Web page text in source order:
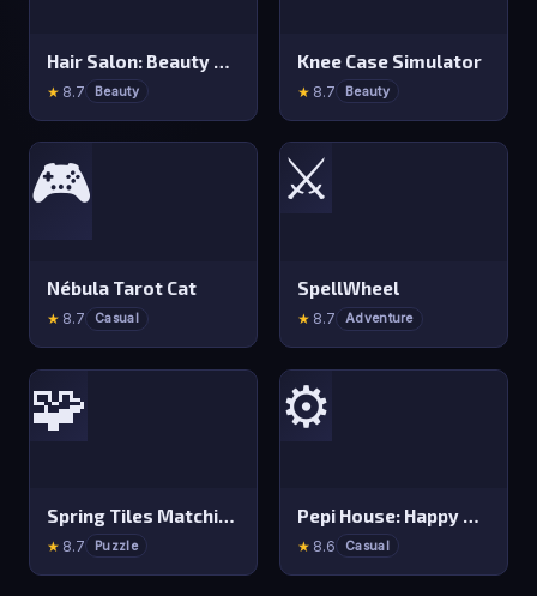
Hair Salon: Beauty Salon Game
★ 8.7 Beauty
Knee Case Simulator
★ 8.7 Beauty
🎮
Nébula Tarot Cat
★ 8.7 Casual
⚔️
SpellWheel
★ 8.7 Adventure
🧩
Spring Tiles Matching
★ 8.7 Puzzle
⚙️
Pepi House: Happy Family
★ 8.6 Casual